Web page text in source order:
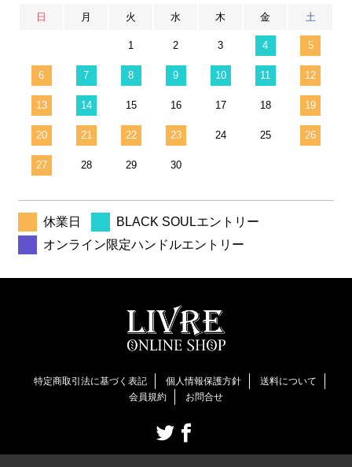
日 月 火 水 木 金 土
1 2 3 4 5
6 7 8 9 10 11 12
13 14 15 16 17 18 19
20 21 22 23 24 25 26
27 28 29 30
休業日
BLACK SOULエントリー
オンライン限定ハンドルエントリー
特定商取引法に基づく表記 個人情報保護方針
送料について
会員規約
お問合せ